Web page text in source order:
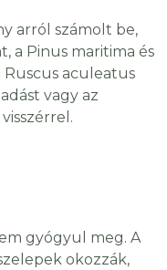
arról számolt be,
a Pinus maritima és
Ruscus aculeatus
vagy az
gyógyul meg. A
okozzák,